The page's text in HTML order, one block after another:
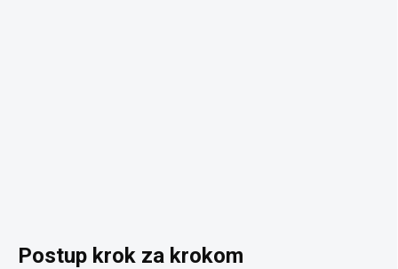
Postup krok za krokom